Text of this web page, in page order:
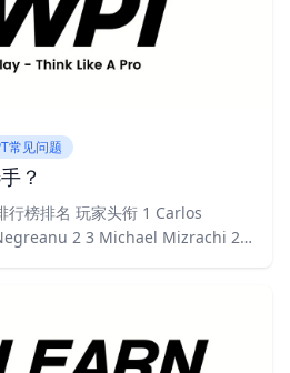
常见问题
？
行榜排名 玩家头衔 1 Carlos
2 3 Michael Mizrachi 2 4